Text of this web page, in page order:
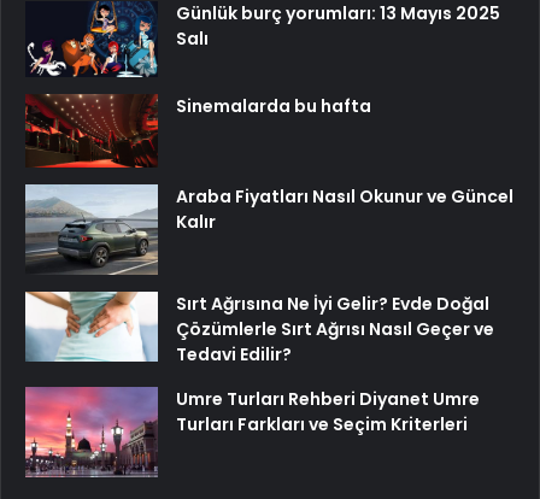
Günlük burç yorumları: 13 Mayıs 2025
Salı
Sinemalarda bu hafta
Araba Fiyatları Nasıl Okunur ve Güncel
Kalır
Sırt Ağrısına Ne İyi Gelir? Evde Doğal
Çözümlerle Sırt Ağrısı Nasıl Geçer ve
Tedavi Edilir?
Umre Turları Rehberi Diyanet Umre
Turları Farkları ve Seçim Kriterleri